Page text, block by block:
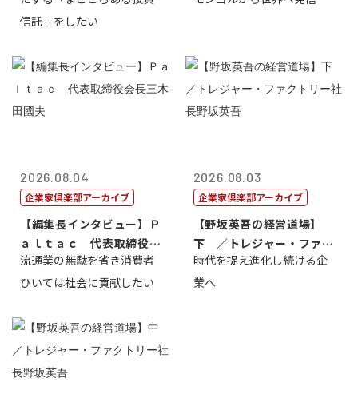
信託」をしたい
2026.08.04
企業家倶楽部アーカイブ
【編集長インタビュー】Ｐ
ａｌｔａｃ 代表取締役会
長三木田國夫
流通業の無駄を省き消費者
ひいては社会に貢献したい
2026.08.03
企業家倶楽部アーカイブ
【野坂英吾の経営道場】
下 ／トレジャー・ファク
トリー社長野坂...
時代を捉え進化し続ける企
業へ